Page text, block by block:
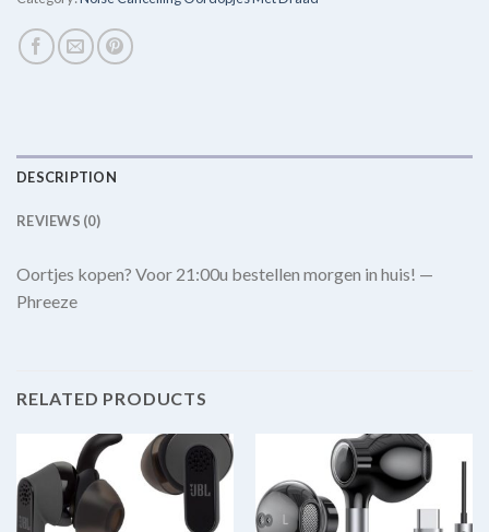
DESCRIPTION
REVIEWS (0)
Oortjes kopen? Voor 21:00u bestellen morgen in huis! —
Phreeze
RELATED PRODUCTS